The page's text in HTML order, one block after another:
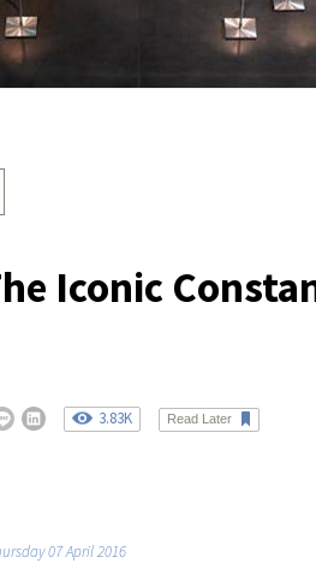
Iconic
3.83K Read Later
07 April 2016